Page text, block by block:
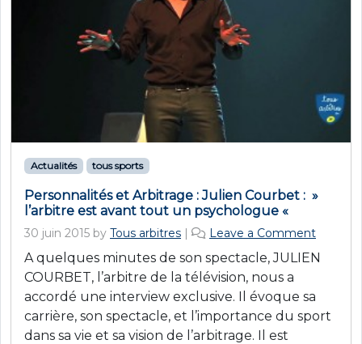
Actualités tous sports
Personnalités et Arbitrage : Julien Courbet : »
l’arbitre est avant tout un psychologue «
30 juin 2015 by Tous arbitres | Leave a Comment
A quelques minutes de son spectacle, JULIEN
COURBET, l’arbitre de la télévision, nous a
accordé une interview exclusive. Il évoque sa
carrière, son spectacle, et l’importance du sport
dans sa vie et sa vision de l’arbitrage. Il est